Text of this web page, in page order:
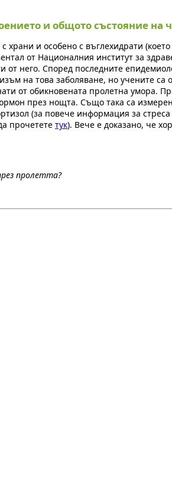
и общото състояние на
и особено с въглехидрати
от Националния институт за
от него. Според последните
на това заболяване, но учените са
от обикновената пролетна умора.
през нощта. Също така са
(за повече информация за
прочетете тук). Вече е доказано, че
пролетта?